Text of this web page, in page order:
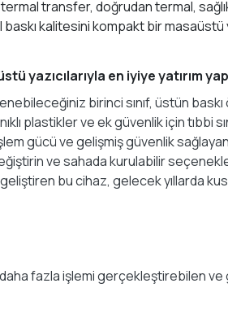
transfer, doğrudan termal,
kalitesini kompakt bir masaüstü
yazıcılarıyla en iyiye yatırım
birinci sınıf, üstün baskı
plastikler ve ek güvenlik için tıbbi
gücü ve gelişmiş güvenlik
değiştirin ve sahada kurulabilir
bu cihaz, gelecek yıllarda
daha fazla işlemi gerçekleştirebilen